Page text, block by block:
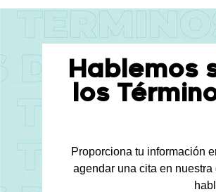
Hablemos
los
Proporciona tu información
agendar una cita en